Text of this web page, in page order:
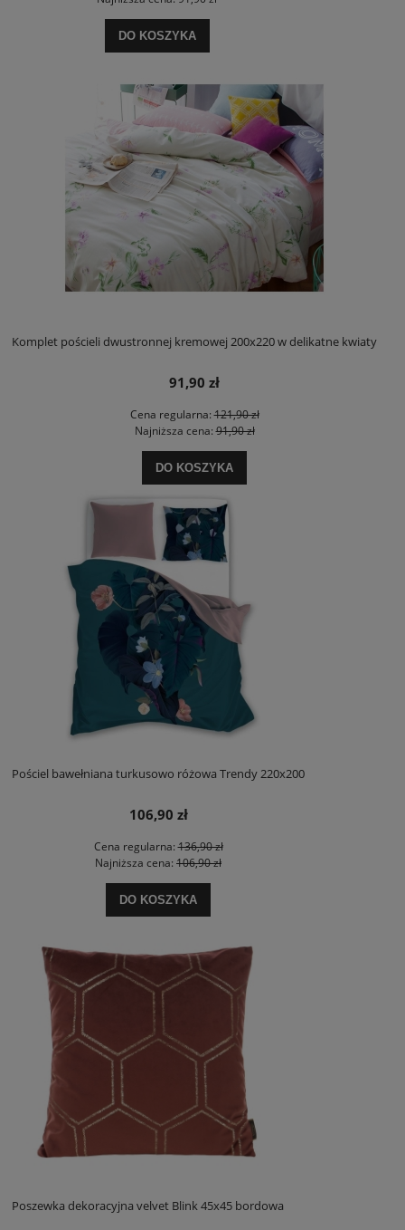
DO KOSZYKA
Komplet pościeli dwustronnej kremowej 200x220 w delikatne kwiaty
91,90 zł
Cena regularna:121,90 zł
Najniższa cena:91,90 zł
DO KOSZYKA
Pościel bawełniana turkusowo różowa Trendy 220x200
106,90 zł
Cena regularna:136,90 zł
Najniższa cena: 106,90 zł
DO KOSZYKA
Poszewka dekoracyjna velvet Blink 45x45 bordowa